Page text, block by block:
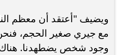
ويضيف "أعتقد أن معظم
مع جيري صغير الحجم،
وجود شخص يضطهدنا.